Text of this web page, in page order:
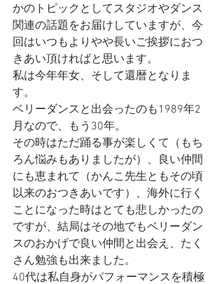
かのトピックとしてスタジオやダンス
関連の話題をお届けしていますが、今
回はいつもよりやや長いご挨拶におつ
きあい頂ければと思います。
私は今年年女、そして還暦となりま
す。
ベリーダンスと出会ったのも1989年2
月なので、もう30年。
その時はただ踊る事が楽しくて（もち
ろん悩みもありましたが）、良い仲間
にも恵まれて（かんこ先生ともその頃
以来のおつきあいです）、海外に行く
ことになった時はとても悲しかったの
ですが、結局はその地でもベリーダン
スのおかげで良い仲間と出会え、たく
さん勉強も出来ました。
40代は私自身がパフォーマンスを積極